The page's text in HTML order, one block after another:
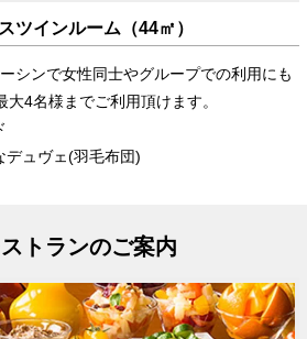
ツインルーム（44㎡）
シンで女性同士やグループでの利用にも
4名様までご利用頂けます。
デュヴェ(羽毛布団)
トランのご案内